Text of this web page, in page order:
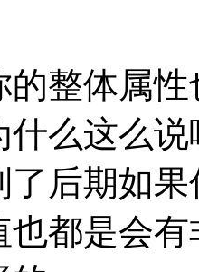
的整体属
什么这么
了后期如
也都是会